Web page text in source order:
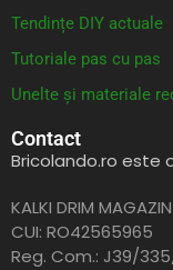
Tendințe DIY actuale
Tutoriale pas cu pas
Unelte și materiale
Contact
Bricolando.ro este
KALKI DRIM MAGAZIN
CUI: RO42565965
Reg. Com.: J39/